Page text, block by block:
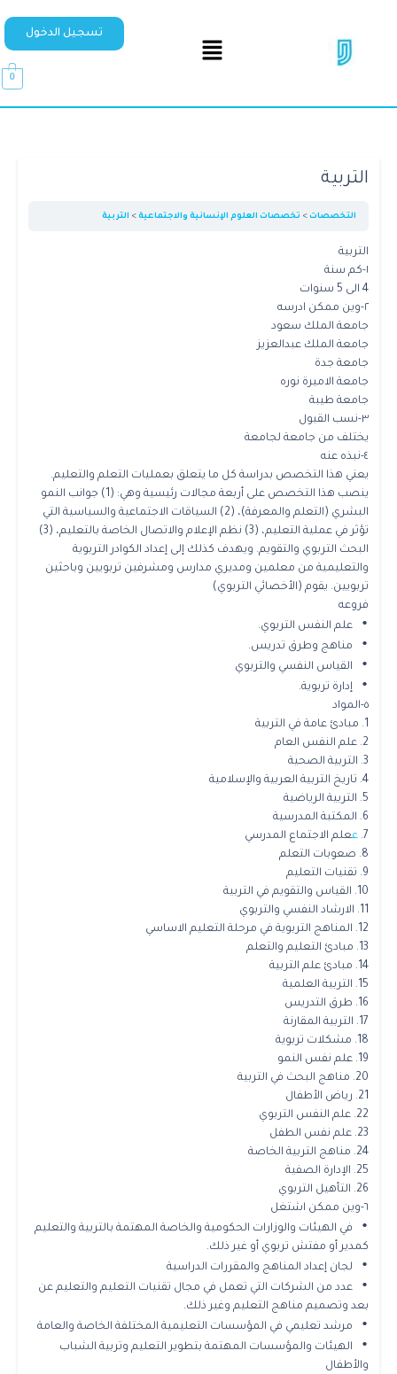
تسجيل الدخول
0
التربية
التخصصات تخصصات العلوم الإنسانية والاجتماعية التربية
التربية
١-كم سنة
4 الى 5 سنوات
٢-وين ممكن ادرسه
جامعة الملك سعود
جامعة الملك عبدالعزيز
جامعة جدة
جامعة الاميرة نوره
جامعة طيبة
٣-نسب القبول
يختلف من جامعة لجامعة
٤-نبذه عنه
يعني هذا التخصص بدراسة كل ما يتعلق بعمليات التعلم والتعليم.
ينصب هذا التخصص على أربعة مجالات رئيسية وهي: (1) جوانب النمو
البشري (التعلم والمعرفة)، (2) السياقات الاجتماعية والسياسية التي
تؤثر في عملية التعليم، (3) نظم الإعلام والاتصال الخاصة بالتعليم، (3)
البحث التربوي والتقويم. ويهدف كذلك إلى إعداد الكوادر التربوية
والتعليمية من معلمين ومديري مدارس ومشرفين تربويين وباحثين
تربويين. يقوم (الأخصائي التربوي)
فروعه
• علم النفس التربوي.
• مناهج وطرق تدريس.
• القياس النفسي والتربوي
•
إدارة تربوية.
٥-المواد
1. مبادئ عامة في التربية
2. علم النفس العام
3. التربية الصحية
4. تاريخ التربية العربية والإسلامية
5. التربية الرياضية
6. المكتبة المدرسية
7. ععلم الاجتماع المدرسي
8. صعوبات التعلم
9. تقنيات التعليم
10. القياس والتقويم في التربية
11. الارشاد النفسي والتربوي
12. المناهج التربوية في مرحلة التعليم الاساسي
13. مبادئ التعليم والتعلم
14. مبادئ علم التربية
15. التربية العلمية
16. طرق التدريس
17. التربية المقارنة
18. مشكلات تربوية
19. علم نفس النمو
20. مناهج البحث في التربية
21. رياض الأطفال
22. علم النفس التربوي
23. علم نفس الطفل
24. مناهج التربية الخاصة
25. الإدارة الصفية
26. التأهيل التربوي
٦-وين ممكن اشتغل
•
في الهيئات والوزارات الحكومية والخاصة المهتمة بالتربية والتعليم
كمدير أو مفتش تربوي أو غير ذلك.
• لجان إعداد المناهج والمقررات الدراسية
•
عدد من الشركات التي تعمل في مجال تقنيات التعليم والتعليم عن
بعد وتصميم مناهج التعليم وغير ذلك.
• مرشد تعليمي في المؤسسات التعليمية المختلفة الخاصة والعامة
•
الهيئات والمؤسسات المهتمة بتطوير التعليم وتربية الشباب
والأطفال